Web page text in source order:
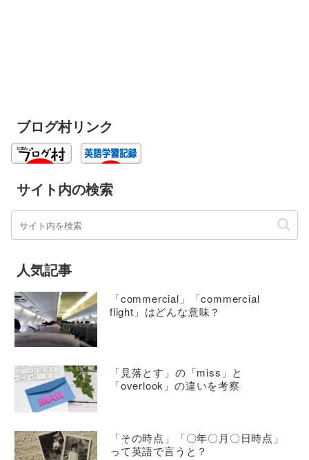
ブログ村リンク
サイト内の検索
人気記事
「commercial」「commercial
flight」はどんな意味？
「見落とす」の「miss」と
「overlook」の違いを考察
「その時点」「〇年〇月〇日時点」
って英語で言うと？